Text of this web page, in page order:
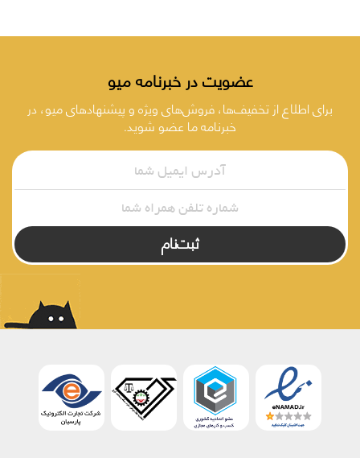
عضویت در خبرنامه میو
برای اطلاع از تخفیف‌ها، فروش‌های ویژه و پیشنهادهای میو، در
خبرنامه ما عضو شوید.
ثبت‌نام